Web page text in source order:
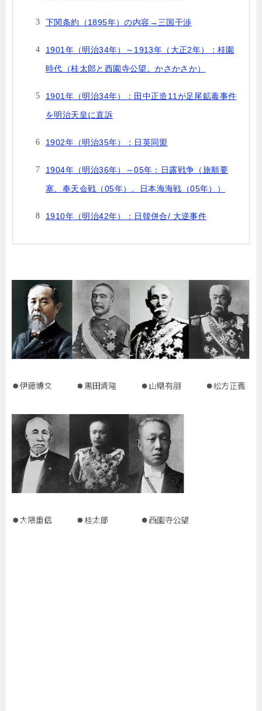
下関条約（1895年）の内容→三国干渉
1901年（明治34年）～1913年（大正2年）：桂園
時代（桂太郎と西園寺公望。かさかさか）
1901年（明治34年）：田中正造11が足尾鉱毒事件
を明治天皇に直訴
1902年（明治35年）：日英同盟
1904年（明治36年）～05年：日露戦争（旅順要
塞、奉天会戦（05年）、日本海海戦（05年））
1910年（明治42年）：日韓併合/ 大逆事件